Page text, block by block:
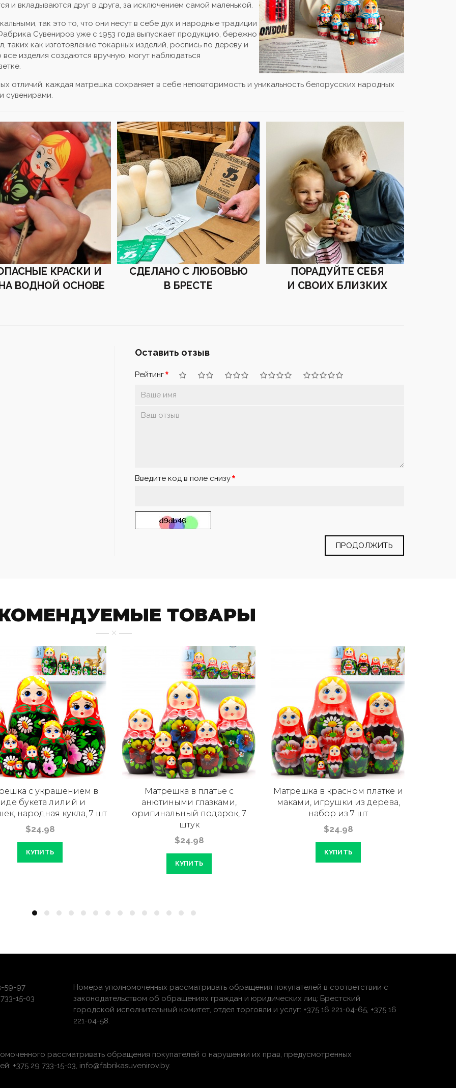
и вкладываются друг в друга, за исключением самой маленькой.
так это то, что они несут в себе дух и народные традиции
Сувениров уже с 1953 года выпускает продукцию, бережно
как изготовление токарных изделий, роспись по дереву и
изделия создаются вручную, могут наблюдаться
отличий, каждая матрешка сохраняет в себе неповторимость и уникальность белорусских народных
сувенирами.
КРАСКИ И
ВОДНОЙ ОСНОВЕ
СДЕЛАНО С ЛЮБОВЬЮ
В БРЕСТЕ
ПОРАДУЙТЕ СЕБЯ
И СВОИХ БЛИЗКИХ
Оставить отзыв
Рейтинг
Введите код в поле снизу
ПРОДОЛЖИТЬ
ТОВАРЫ
с украшением в
букета лилий и
народная кукла, 7 шт
$24.98
КУПИТЬ
Матрешка в платье с
анютиными глазками,
оригинальный подарок, 7
штук
$24.98
КУПИТЬ
Матрешка в красном платке и
маками, игрушки из дерева,
набор из 7 шт
$24.98
КУПИТЬ
59-97
15-03
Номера уполномоченных рассматривать обращения покупателей в соответствии с
законодательством об обращениях граждан и юридических лиц: Брестский
городской исполнительный комитет, отдел торговли и услуг: +375 16 221-04-65, +375 16
221-04-58.
рассматривать обращения покупателей о нарушении их прав, предусмотренных
+375 29 733-15-03, info@fabrikasuvenirov.by.